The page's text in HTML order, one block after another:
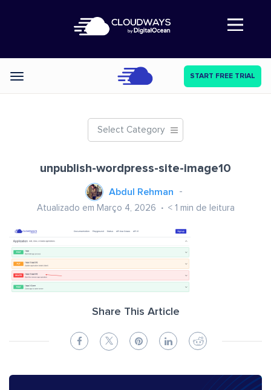
Abre a navegação
Categories START FREE TRIAL
Select Category
unpublish-wordpress-site-image10
Abdul Rehman
Atualizado em Março 4, 2026 < 1 min de leitura
Share This Article